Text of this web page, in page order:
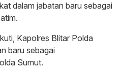
dalam jabatan baru sebagai
Kapolres Blitar Polda
baru sebagai
Sumut.